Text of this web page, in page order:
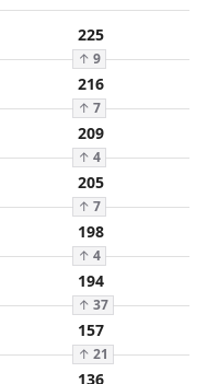
225
↑ 9
216
↑ 7
209
↑ 4
205
↑ 7
198
↑ 4
194
↑ 37
157
↑ 21
136